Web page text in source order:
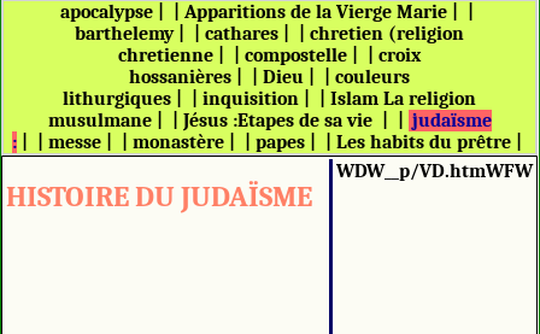
apocalypse |Apparitions de la Vierge Marie
barthelemy| |cathares |chretien (religion
chretienne
|compostelle |croix
hossanières
|Dieu |couleurs
lithurgiques
|inquisition |Islam La religion
musulmane| Jésus :Etapes de sa vie
judaïsme
:
|messe |monastère |papes |Les habits du prêtre
HISTOIRE DU JUDAÏSME
WDW__p/VD.htmWFW